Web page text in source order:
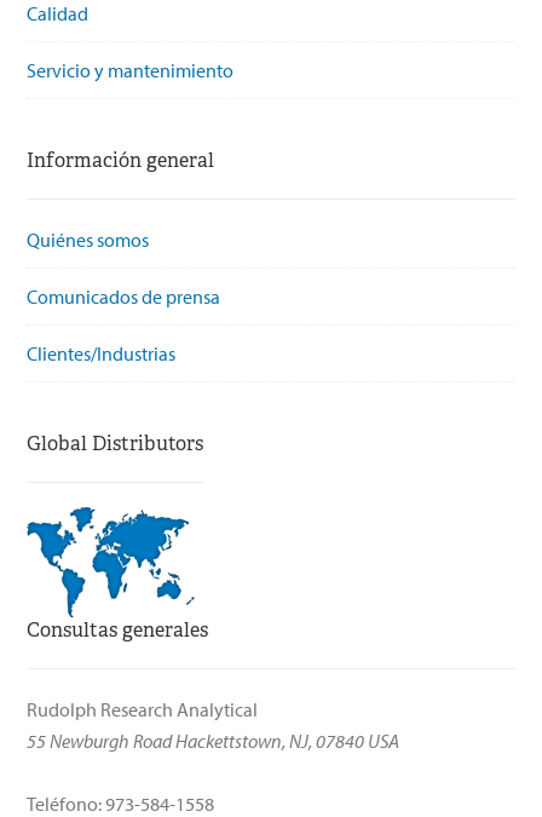
Calidad
Servicio y mantenimiento
Información general
Quiénes somos
Comunicados de prensa
Clientes/Industrias
Global Distributors
Consultas generales
Rudolph Research Analytical
55 Newburgh Road Hackettstown, NJ, 07840 USA
Teléfono: 973-584-1558